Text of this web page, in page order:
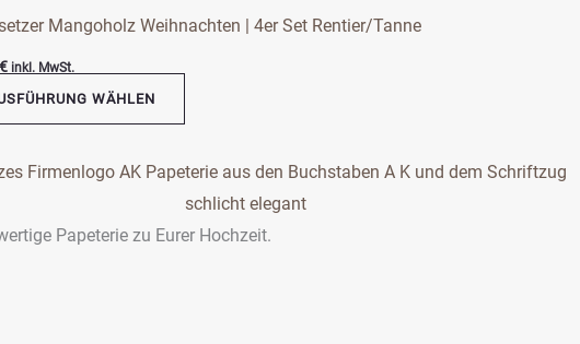
Mangoholz Weihnachten | 4er Set Rentier/Tanne
€ inkl. MwSt.
WÄHLEN
Papeterie zu Eurer Hochzeit.